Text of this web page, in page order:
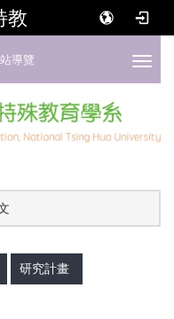
教
導覽
研究計畫